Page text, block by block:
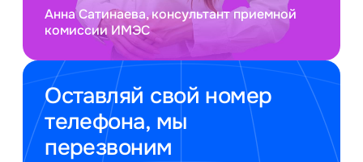
Оставляй свой номер
телефона, мы
перезвоним
Анна Сатинаева, консультант приемной
комиссии ИМЭС